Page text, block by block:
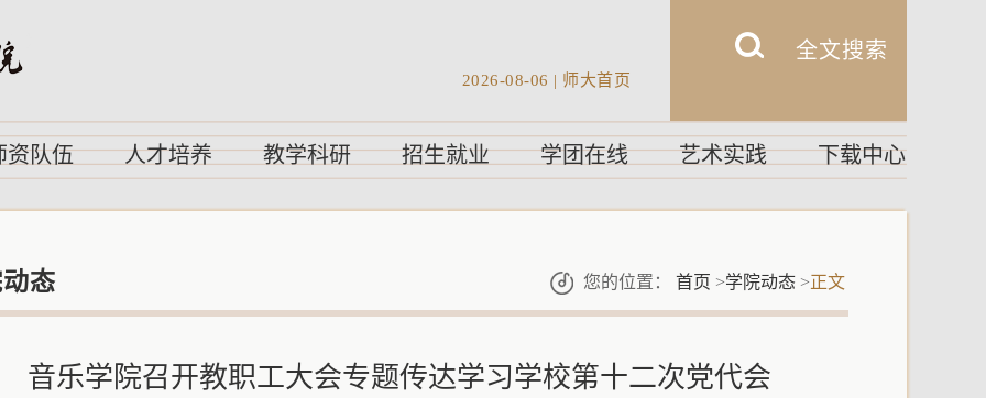
2026-08-06 | 师大首页
资队伍 人才培养 教学科研 招生就业 学团在线 艺术实践 下载中心
态 您的位置： 首页 >学院动态 >正文
音乐学院召开教职工大会专题传达学习学校第十二次党代会